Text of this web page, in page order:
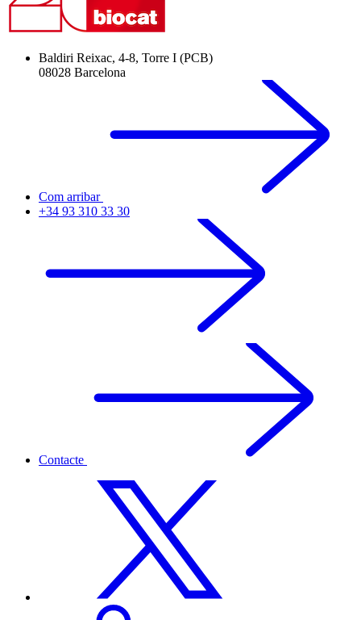
Baldiri Reixac, 4-8, Torre I (PCB)
08028 Barcelona
Com arribar
+34 93 310 33 30
Contacte